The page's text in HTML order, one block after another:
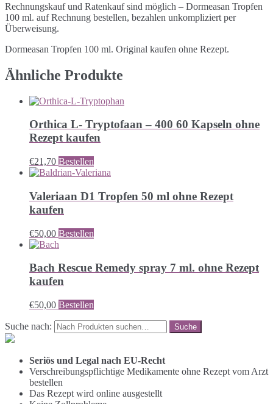
Rechnungskauf und Ratenkauf sind möglich – Dormeasan Tropfen
100 ml. auf Rechnung bestellen, bezahlen unkompliziert per
Überweisung.
Dormeasan Tropfen 100 ml. Original kaufen ohne Rezept.
Ähnliche Produkte
Orthica L- Tryptofaan – 400 60 Kapseln ohne
Rezept kaufen
€21,70 Bestellen
Valeriaan D1 Tropfen 50 ml ohne Rezept
kaufen
€50,00 Bestellen
Bach Rescue Remedy spray 7 ml. ohne Rezept
kaufen
€50,00 Bestellen
Suche nach:
Seriös und Legal nach EU-Recht
Verschreibungspflichtige Medikamente ohne Rezept vom Arzt
bestellen
Das Rezept wird online ausgestellt